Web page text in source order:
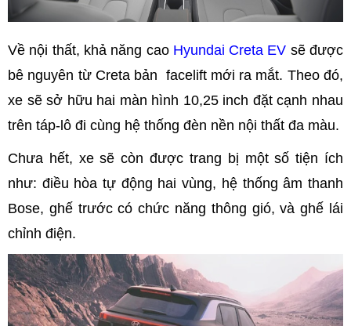
Về nội thất, khả năng cao Hyundai Creta EV sẽ được
bê nguyên từ Creta bản facelift mới ra mắt. Theo đó,
xe sẽ sở hữu hai màn hình 10,25 inch đặt cạnh nhau
trên táp-lô đi cùng hệ thống đèn nền nội thất đa màu.
Chưa hết, xe sẽ còn được trang bị một số tiện ích
như: điều hòa tự động hai vùng, hệ thống âm thanh
Bose, ghế trước có chức năng thông gió, và ghế lái
chỉnh điện.